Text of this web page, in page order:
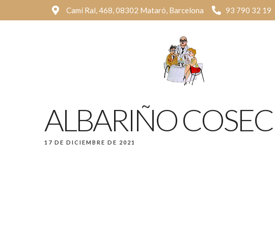
Camí Ral, 468, 08302 Mataró, Barcelona 93 790 32 19
ALBARIÑO
17 DE DICIEMBRE DE 2021